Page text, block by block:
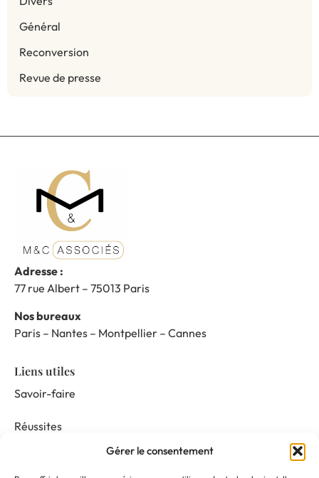
Gérer le consentement
Général
Reconversion
Revue de presse
Adresse :
77 rue Albert – 75013 Paris
Nos bureaux
Paris – Nantes – Montpellier – Cannes
Liens utiles
Savoir-faire
Réussites